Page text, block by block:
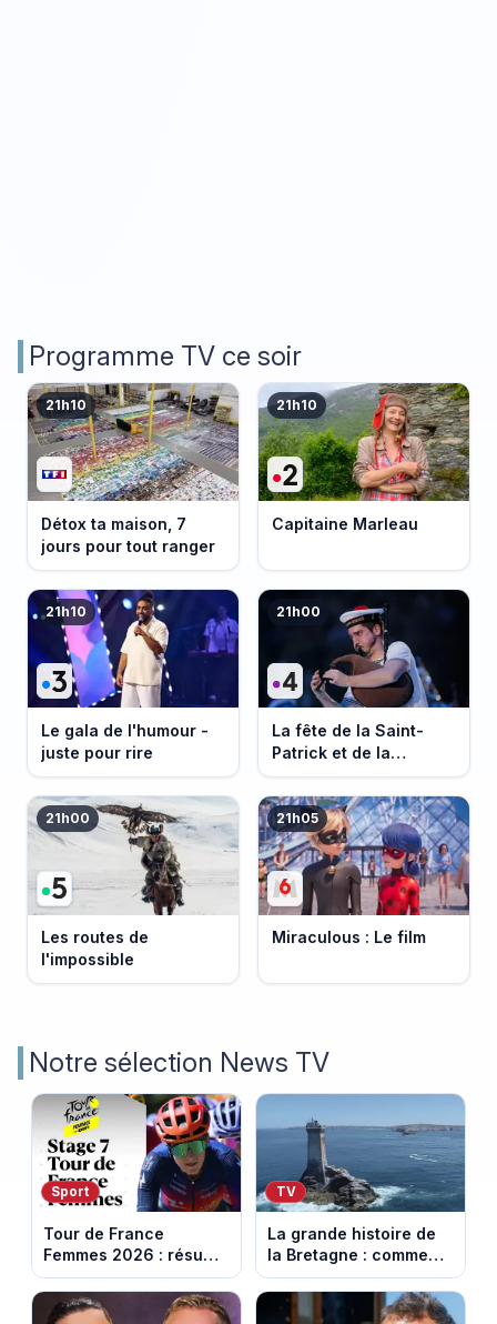
Programme TV ce soir
21h10
Détox ta maison, 7
jours pour tout ranger
21h10
Capitaine Marleau
21h10
Le gala de l'humour -
juste pour rire
21h00
La fête de la Saint-
Patrick et de la
Bretagne
21h00
Les routes de
l'impossible
21h05
Miraculous : Le film
Notre sélection News TV
Sport
Tour de France
Femmes 2026 : résumé
vidéo de la 7e étape
avec l'ascension du
Mont Ventoux
TV
La grande histoire de
la Bretagne : comment
les Bretons ont
défendu leur culture
au fil des décennies